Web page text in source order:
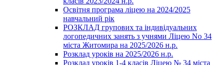
Освітня програма ліцею на 2024/2025
навчальний рік
РОЗКЛАД групових та індивідуальних
логопедичних занять з учнями Ліцею No 34
міста Житомира на 2025/2026 н.р.
Розклад уроків на 2025/2026 н.р.
Розклад уроків 1-4 класів Ліцею № 34 міста